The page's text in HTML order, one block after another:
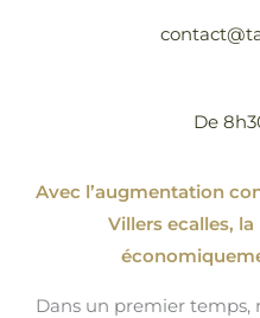
De
Avec l’augmentation
Villers ecalles,
Dans un premier temps,